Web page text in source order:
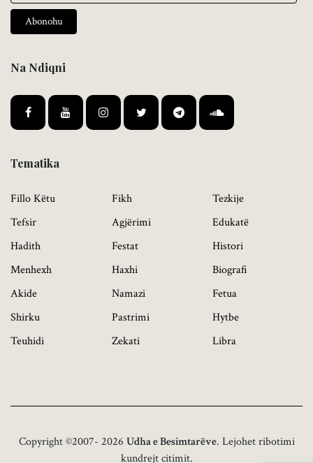
Abonohu
Na Ndiqni
Tematika
Fillo Këtu
Tefsir
Hadith
Menhexh
Akide
Shirku
Teuhidi
Fikh
Agjërimi
Festat
Haxhi
Namazi
Pastrimi
Zekati
Tezkije
Edukatë
Histori
Biografi
Fetua
Hytbe
Libra
Copyright ©2007- 2026 Udha e Besimtarëve. Lejohet ribotimi
kundrejt citimit.